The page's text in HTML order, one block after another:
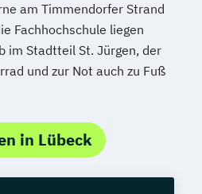
am Timmendorfer Strand
Fachhochschule liegen
im Stadtteil St. Jürgen, der
und zur Not auch zu Fuß
in Lübeck